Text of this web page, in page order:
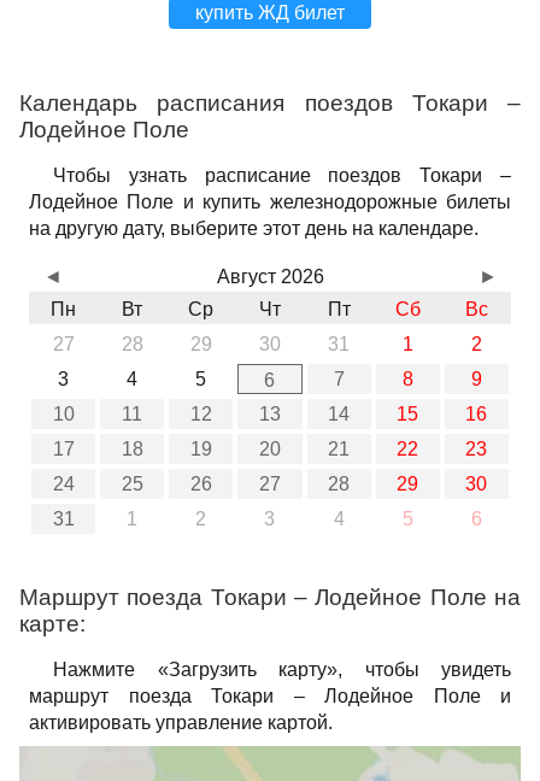
купить ЖД билет
Календарь расписания поездов Токари –
Лодейное Поле
Чтобы узнать расписание поездов Токари –
Лодейное Поле и купить железнодорожные билеты
на другую дату, выберите этот день на календаре.
Август 2026
Пн
Вт Ср Чт Пт Сб
Вс
27
28 29 30 31 1
2
3
4 5 6 7 8
9
10
11 12 13 14 15
16
17
18 19 20 21 22
23
24
25 26 27 28 29
30
31
1 2 3 4 5 6
◄ ►
Маршрут поезда Токари – Лодейное Поле на
карте:
Нажмите «Загрузить карту», чтобы увидеть
маршрут поезда Токари – Лодейное Поле и
активировать управление картой.